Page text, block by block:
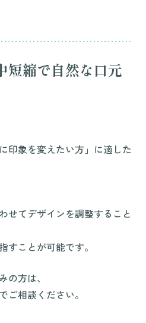
短縮で自然な口元
印象を変えたい方」に適した
せてデザインを調整すること
すことが可能です。
の方は、
ご相談ください。